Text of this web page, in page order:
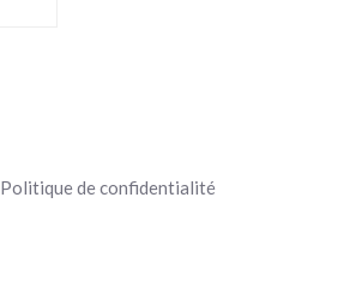
Politique de confidentialité